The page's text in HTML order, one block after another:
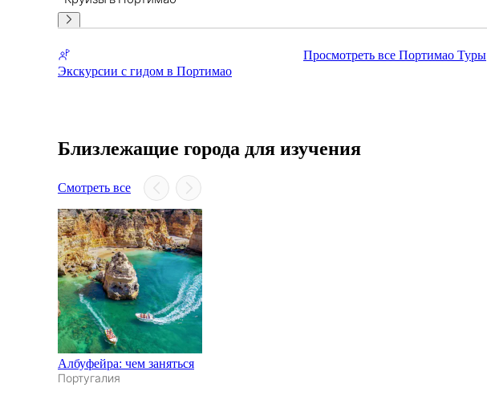
Экскурсии с гидом в Портимао
Просмотреть все Портимао Туры
Близлежащие города для изучения
Смотреть все
Албуфейра: чем заняться
Португалия